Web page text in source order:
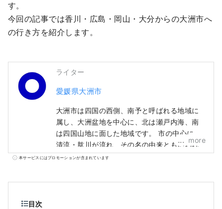
す。
今回の記事では香川・広島・岡山・大分からの大洲市へ
の行き方を紹介します。
ライター
愛媛県大洲市
大洲市は四国の西側、南予と呼ばれる地域に
属し、大洲盆地を中心に、北は瀬戸内海、南
は四国山地に面した地域です。 市の中心には
清流・肱川が流れ、その名の由来ともいわれ
るように肘のように湾曲した川が、まちを巡
more
本サービスにはプロモーションが含まれています
目次